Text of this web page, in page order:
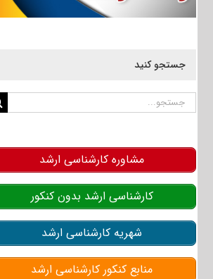
جستجو کنید
جستجو
مشاوره کارشناسی ارشد
کارشناسی ارشد بدون کنکور
شهریه کارشناسی ارشد
منابع کنکور کارشناسی ارشد